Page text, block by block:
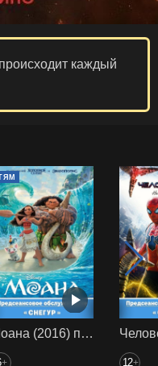
каждый
Моана (2016) предс. обсл. Снегур
+ 12+